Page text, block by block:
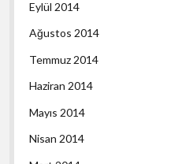
Eylül 2014
Ağustos 2014
Temmuz 2014
Haziran 2014
Mayıs 2014
Nisan 2014